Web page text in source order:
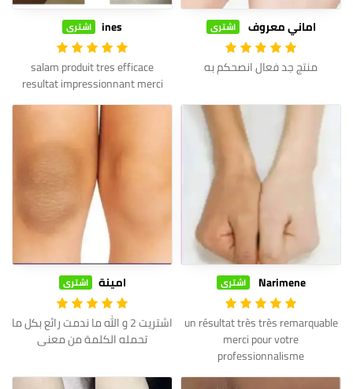
اماني معروف اشترى
منتج جد فعال انصحكم به
ines اشترى
salam produit tres efficace
resultat impressionnant merci
Narimene اشترى
un résultat très très remarquable
merci pour votre
professionnalisme
امينة اشترى
اشتريت 2 و الله ما ندمت رائع بكل ما
تحمله الكلمة من معنى